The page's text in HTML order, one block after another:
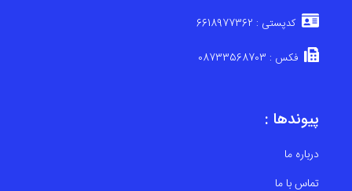
پیوندها :
درباره ما
تماس با ما
کدپستی : 6618977362
فکس : 08733568703